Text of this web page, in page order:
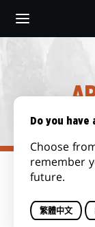
main
Do you have
Choose
remember
future.
繁體中文